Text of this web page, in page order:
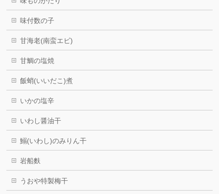
味付数の子
甘海老(南蛮エビ)
甘鯛の塩焼
飯蛸(いいだこ)煮
いかの塩辛
いわし醤油干
鰯(いわし)のみりん干
岩船麩
うおや特製梅干